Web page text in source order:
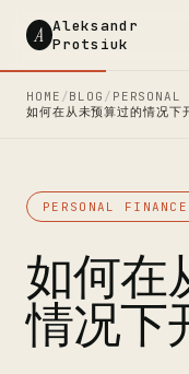
A Aleksandr
Protsiuk
HOME /BLOG /
如何在从未预算过的情况下
PERSONAL FINANCE
如何在
情况下